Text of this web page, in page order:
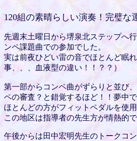
120組の素晴らしい演奏！完璧な
先週末土曜日から堺泉北ステップへ
ンペ課題曲での参加でした。
実は前夜ひどい雷の音でほとんど眠
事、、、血液型の違い！！？？）
第一部からコンペ曲がずらりと並び
ペの審査？と錯覚するほど！！夢中
ほとんどの方がフィットペダルを使
この地区は指導者の先生方が情熱的
午後からは田中宏明先生のトークコ